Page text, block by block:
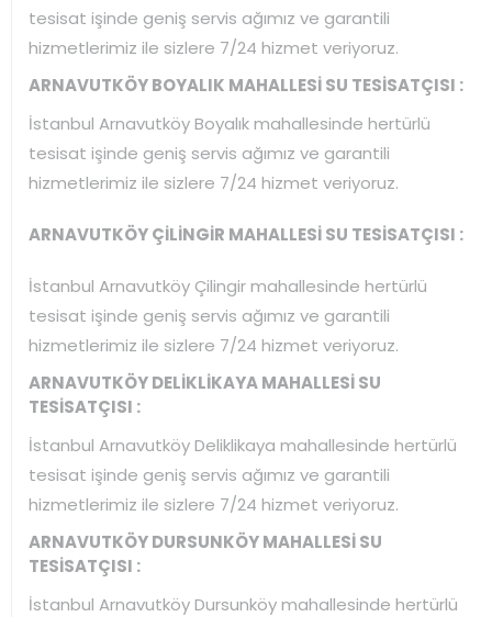
tesisat işinde geniş servis ağımız ve garantili
hizmetlerimiz ile sizlere 7/24 hizmet veriyoruz.
ARNAVUTKÖY BOYALIK MAHALLESİ SU TESİSATÇISI :
İstanbul Arnavutköy Boyalık mahallesinde hertürlü
tesisat işinde geniş servis ağımız ve garantili
hizmetlerimiz ile sizlere 7/24 hizmet veriyoruz.
ARNAVUTKÖY ÇİLİNGİR MAHALLESİ SU TESİSATÇISI :
İstanbul Arnavutköy Çilingir mahallesinde hertürlü
tesisat işinde geniş servis ağımız ve garantili
hizmetlerimiz ile sizlere 7/24 hizmet veriyoruz.
ARNAVUTKÖY DELİKLİKAYA MAHALLESİ SU
TESİSATÇISI :
İstanbul Arnavutköy Deliklikaya mahallesinde hertürlü
tesisat işinde geniş servis ağımız ve garantili
hizmetlerimiz ile sizlere 7/24 hizmet veriyoruz.
ARNAVUTKÖY DURSUNKÖY MAHALLESİ SU
TESİSATÇISI :
İstanbul Arnavutköy Dursunköy mahallesinde hertürlü